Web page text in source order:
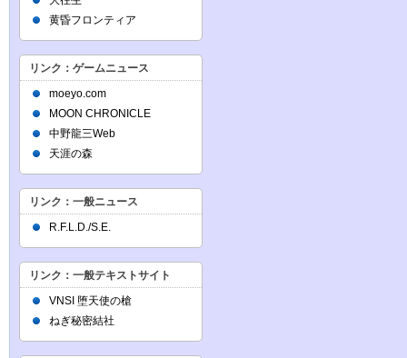
黄昏フロンティア
リンク：ゲームニュース
moeyo.com
MOON CHRONICLE
中野龍三Web
天涯の森
リンク：一般ニュース
R.F.L.D./S.E.
リンク：一般テキストサイト
VNSI 堕天使の槍
ねぎ秘密結社